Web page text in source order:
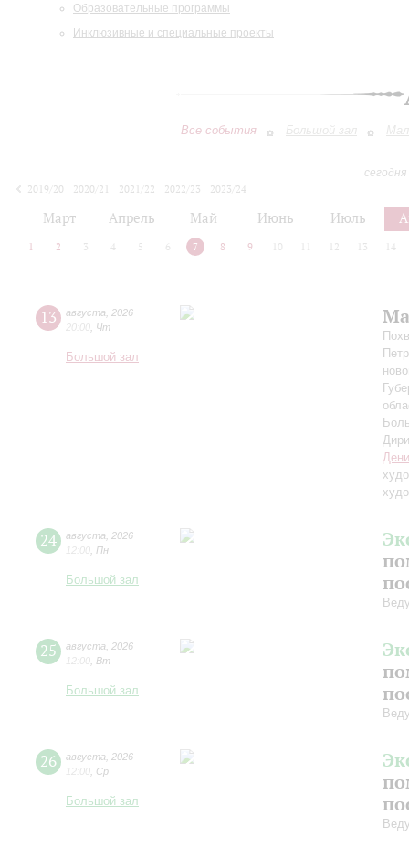
Образовательные программы
Инклюзивные и специальные проекты
Все события Большой зал
2019/20
2020/21 2021/22 2022/23
2023/24
Март Апрель Май Июнь Июль
1 2 3 4 5 6 7 8 9 10 12 13 14
13 августа
2026
20:00 Чт
Большой зал
24 августа
2026
12:00 Пн
Большой зал
25 августа
2026
12:00 Вт
Большой зал
26 августа
2026
12:00 Ср
Большой зал